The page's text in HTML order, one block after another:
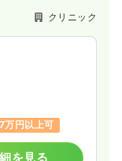
クリニック
万円以上可
を見る